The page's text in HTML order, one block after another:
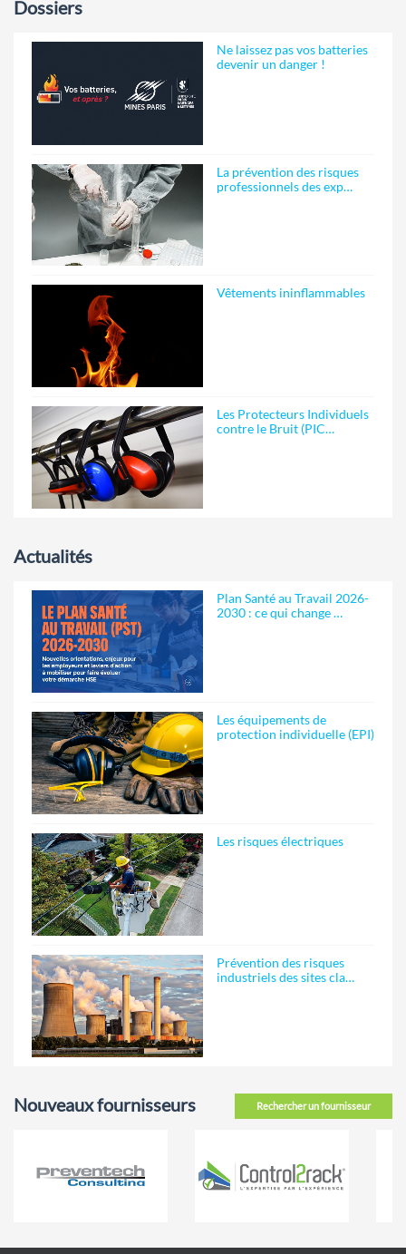
Dossiers
Ne laissez pas vos batteries
devenir un danger !
La prévention des risques
professionnels des exp…
Vêtements ininflammables
Les Protecteurs Individuels
contre le Bruit (PIC…
Actualités
Plan Santé au Travail 2026-
2030 : ce qui change …
Les équipements de
protection individuelle (EPI)
Les risques électriques
Prévention des risques
industriels des sites cla…
Rechercher un fournisseur
Nouveaux fournisseurs